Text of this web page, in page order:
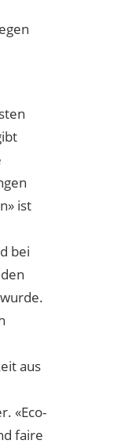
ist
bei
aus
«Eco-
faire